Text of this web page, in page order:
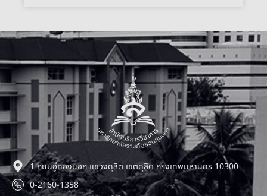
1 ถนนอู่ทองนอก แขวงดุสิต เขตดุสิต กรุงเทพมหานคร 10300
0-2160-1358